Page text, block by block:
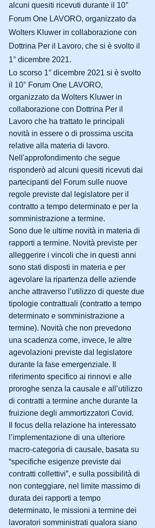
alcuni quesiti ricevuti durante il 10°
Forum One LAVORO, organizzato da
Wolters Kluwer in collaborazione con
Dottrina Per il Lavoro, che si è svolto il
1° dicembre 2021.
Lo scorso 1° dicembre 2021 si è svolto
il 10° Forum One LAVORO,
organizzato da Wolters Kluwer in
collaborazione con Dottrina Per il
Lavoro che ha trattato le principali
novità in essere o di prossima uscita
relative alla materia di lavoro.
Nell'approfondimento che segue
risponderò ad alcuni quesiti ricevuti dai
partecipanti del Forum sulle nuove
regole previste dal legislatore per il
contratto a tempo determinato e per la
somministrazione a termine.
Sono due le ultime novità in materia di
rapporti a termine. Novità previste per
alleggerire i vincoli che in questi anni
sono stati disposti in materia e per
agevolare la ripartenza delle aziende
anche attraverso l’utilizzo di queste due
tipologie contrattuali (contratto a tempo
determinato e somministrazione a
termine). Novità che non prevedono
una scadenza come, invece, le altre
agevolazioni previste dal legislatore
durante la fase emergenziale. Il
riferimento specifico ai rinnovi e alle
proroghe senza la causale e all’utilizzo
di contratti a termine anche durante la
fruizione degli ammortizzatori Covid.
Il focus della relazione ha interessato
l’implementazione di una ulteriore
macro-categoria di causale, basata su
“specifiche esigenze previste dai
contratti collettivi”, e sulla possibilità di
non conteggiare, nel limite massimo di
durata dei rapporti a tempo
determinato, le missioni a termine dei
lavoratori somministrati qualora siano